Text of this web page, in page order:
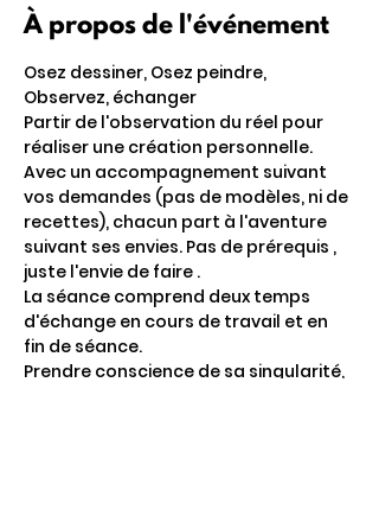
À propos de l'événement
Osez dessiner, Osez peindre,
Observez, échanger
Partir de l'observation du réel pour
réaliser une création personnelle.
Avec un accompagnement suivant
vos demandes (pas de modèles, ni de
recettes), chacun part à l'aventure
suivant ses envies. Pas de prérequis ,
juste l'envie de faire .
La séance comprend deux temps
d'échange en cours de travail et en
fin de séance.
Prendre conscience de sa singularité,